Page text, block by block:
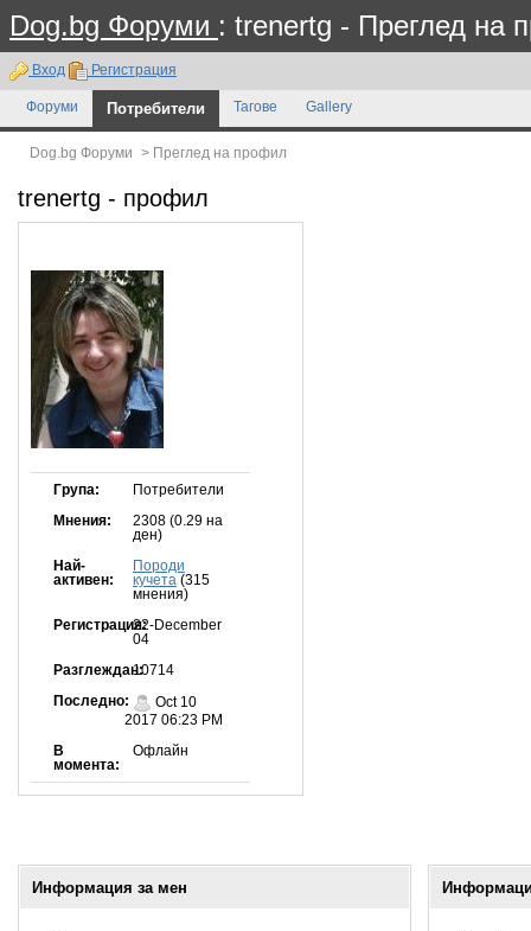
Dog.bg Форуми : trenertg - Преглед на
Вход Регистрация
Форуми Потребители Тагове Gallery
Dog.bg Форуми > Преглед на профил
trenertg - профил
Група: Потребители
Мнения:
2308 (0.29 на
ден)
Най-
активен:
Породи
кучета (315
мнения)
Регистрация:22-December
04
Разглеждан:10714
Последно:
Oct 10
2017 06:23 PM
В
момента:
Офлайн
Информация за мен